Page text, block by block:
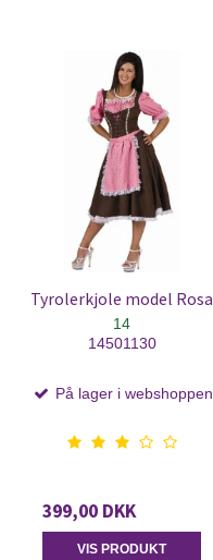
Tyrolerkjole model Rosa
14
14501130
På lager i webshoppen
399,00 DKK
VIS PRODUKT